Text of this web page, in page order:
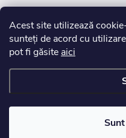
Acest site utilizează
sunteți de acord cu
pot fi găsite aici
Drepturi de autor 2026